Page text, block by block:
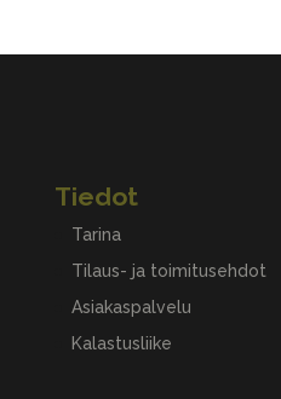
Tiedot
Tarina
Tilaus- ja toimitusehdot
Asiakaspalvelu
Kalastusliike